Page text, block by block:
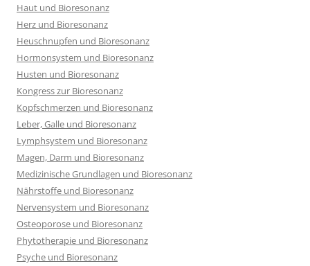
Haut und Bioresonanz
Herz und Bioresonanz
Heuschnupfen und Bioresonanz
Hormonsystem und Bioresonanz
Husten und Bioresonanz
Kongress zur Bioresonanz
Kopfschmerzen und Bioresonanz
Leber, Galle und Bioresonanz
Lymphsystem und Bioresonanz
Magen, Darm und Bioresonanz
Medizinische Grundlagen und Bioresonanz
Nährstoffe und Bioresonanz
Nervensystem und Bioresonanz
Osteoporose und Bioresonanz
Phytotherapie und Bioresonanz
Psyche und Bioresonanz